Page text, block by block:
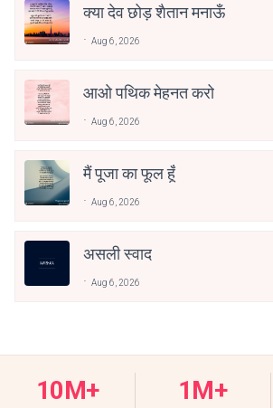
क्या देव छोड़ शैतान मनाऊँ
Aug 6, 2026
आओ पथिक मेहनत करो
Aug 6, 2026
मैं पूजा का फूल हूँ
Aug 6, 2026
असली स्वाद
Aug 6, 2026
10M+ 1M+